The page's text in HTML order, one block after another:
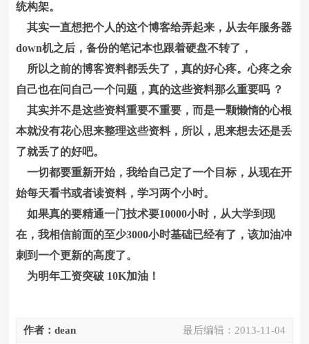
统构架。
其实一直想把个人的这个博客给弄起来，从去年服务器
down机之后，备份的笔记本也跟着硬盘不转了，
所以之前的博客资料都丢失了，真的好心疼。心疼之余
自己也在问自己一个问题，真的这些资料那么重要吗 ？
其实并不是这些资料重要不重要，而是一颗懒惰的心根
本就没有花心思来整理这些资料，所以，思来想去还是丢
了就丢了的好吧。
一切都要重新开始，我给自己定了一个目标，从现在开
始每天看书或者读资料，学习两个小时。
如果真的要精通一门技术要10000小时，从大学到现
在，我相信前面的至少3000小时基础已经有了，该加油冲
刺到一个更新的高度了。
为明年工资突破 10K加油！
最后编辑： 2013-11-04
作者：dean